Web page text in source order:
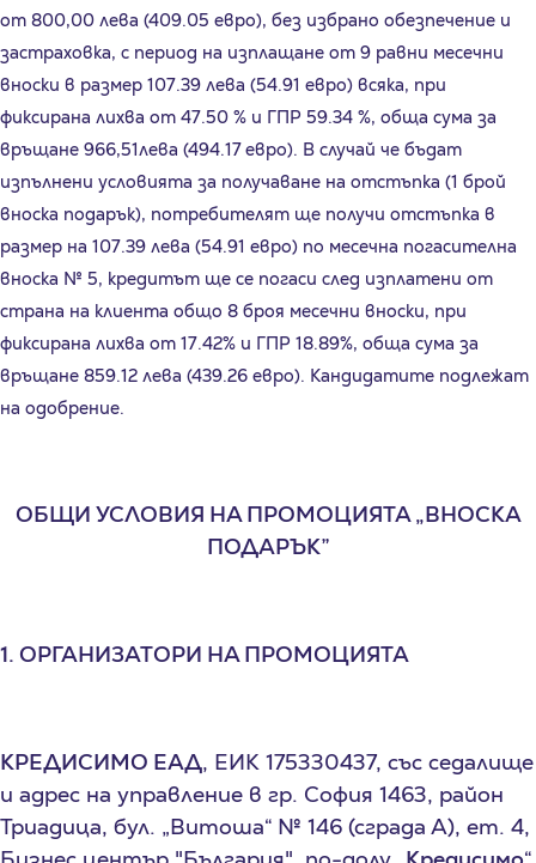
от 800,00 лева (409.05 евро), без избрано обезпечение и
застраховка, с период на изплащане от 9 равни месечни
вноски в размер 107.39 лева (54.91 евро) всяка, при
фиксирана лихва от 47.50 % и ГПР 59.34 %, обща сума за
връщане 966,51лева (494.17 евро). В случай че бъдат
изпълнени условията за получаване на отстъпка (1 брой
вноска подарък), потребителят ще получи отстъпка в
размер на 107.39 лева (54.91 евро) по месечна погасителна
вноска № 5, кредитът ще се погаси след изплатени от
страна на клиента общо 8 броя месечни вноски, при
фиксирана лихва от 17.42% и ГПР 18.89%, обща сума за
връщане 859.12 лева (439.26 евро). Кандидатите подлежат
на одобрение.
ОБЩИ УСЛОВИЯ НА ПРОМОЦИЯТА „ВНОСКА
ПОДАРЪК”
1. ОРГАНИЗАТОРИ НА ПРОМОЦИЯТА
КРЕДИСИМО ЕАД, ЕИК 175330437, със седалище
и адрес на управление в гр. София 1463, район
Триадица, бул. „Витоша“ № 146 (сграда А), ет. 4,